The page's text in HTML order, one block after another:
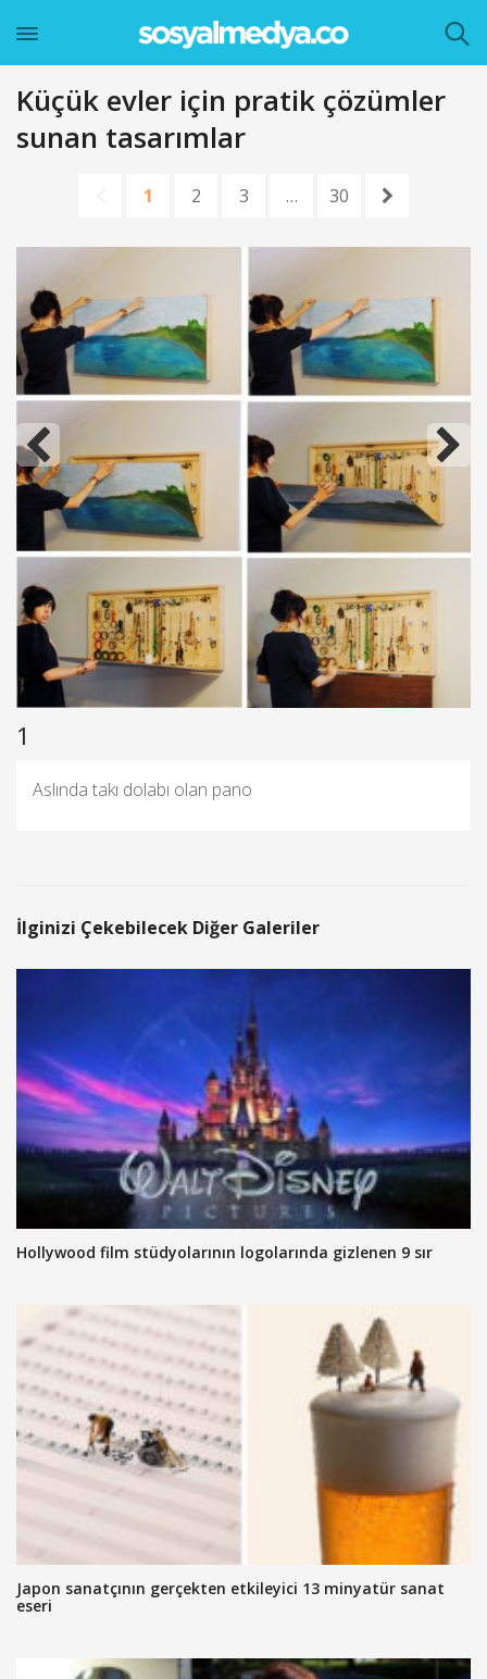
Küçük evler için pratik çözümler
sunan tasarımlar
1 2 3 … 30
1
Aslında takı dolabı olan pano
İlginizi Çekebilecek Diğer Galeriler
Hollywood film stüdyolarının logolarında gizlenen 9 sır
Japon sanatçının gerçekten etkileyici 13 minyatür sanat
eseri